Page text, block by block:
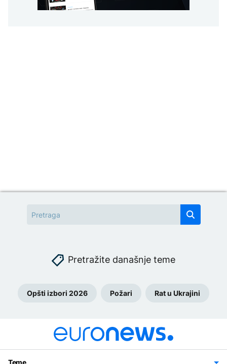
Pretražite današnje teme
Opšti izbori 2026 Požari Rat u Ukrajini